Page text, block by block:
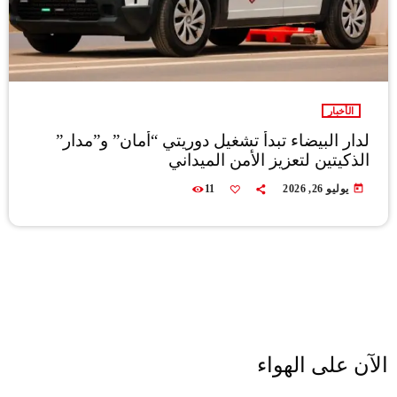
الأخبار
لدار البيضاء تبدأ تشغيل دوريتي “أمان” و”مدار”
الذكيتين لتعزيز الأمن الميداني
today يوليو 26, 2026 11
الآن على الهواء